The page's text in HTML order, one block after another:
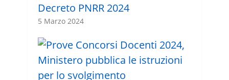
Decreto PNRR 2024
5 Marzo 2024